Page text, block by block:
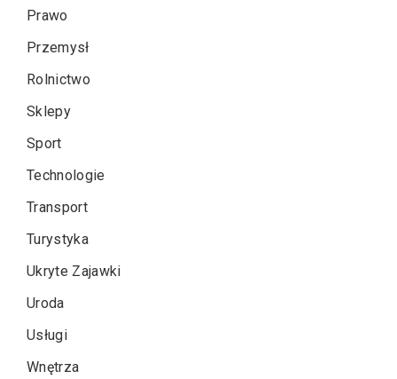
Prawo
Przemysł
Rolnictwo
Sklepy
Sport
Technologie
Transport
Turystyka
Ukryte Zajawki
Uroda
Usługi
Wnętrza